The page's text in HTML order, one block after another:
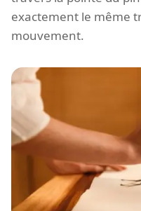
exactement le même
mouvement.